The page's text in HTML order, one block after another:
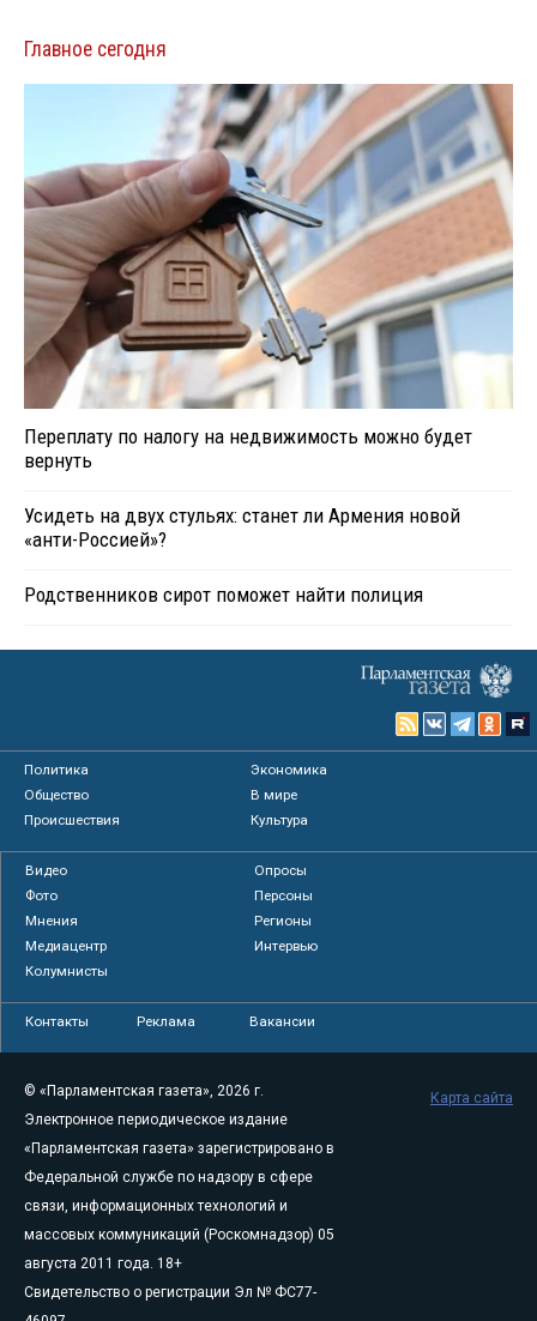
Главное сегодня
Переплату по налогу на недвижимость можно будет
вернуть
Усидеть на двух стульях: станет ли Армения новой
«анти-Россией»?
Родственников сирот поможет найти полиция
Политика
Экономика
Общество
В мире
Происшествия
Культура
Видео
Опросы
Фото
Персоны
Мнения
Регионы
Медиацентр
Интервью
Колумнисты
Контакты Реклама Вакансии
© «Парламентская газета», 2026 г.
Электронное периодическое издание
«Парламентская газета» зарегистрировано в
Федеральной службе по надзору в сфере
связи, информационных технологий и
массовых коммуникаций (Роскомнадзор) 05
августа 2011 года. 18+
Свидетельство о регистрации Эл № ФС77-
Карта сайта